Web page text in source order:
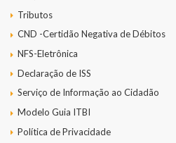
Tributos
CND -Certidão Negativa de Débitos
NFS-Eletrônica
Declaração de ISS
Serviço de Informação ao Cidadão
Modelo Guia ITBI
Política de Privacidade